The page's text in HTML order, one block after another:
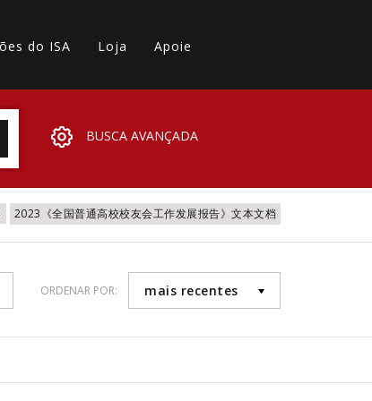
do ISA Loja Apoie
BUSCA AVANÇADA
2023《全国普通高校校友会工作发展报告》文本文档
ORDENAR POR: mais recentes